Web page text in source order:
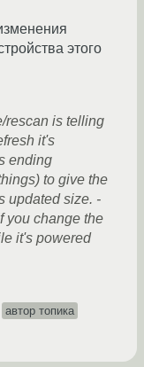
этого
rescan is telling
it's
ending
to give the
updated size. -
you change the
it's powered
автор топика